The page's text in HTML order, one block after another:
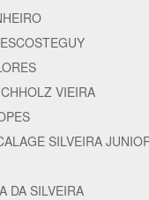
VIEIRA
SILVEIRA
DA SILVEIRA